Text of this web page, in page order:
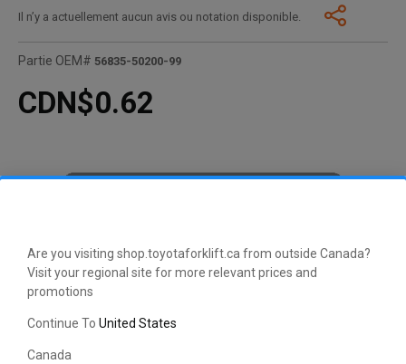
Are you visiting shop.toyotaforklift.ca from outside Canada?
Visit your regional site for more relevant prices and
promotions
Continue To United States
Canada
Il n’y a actuellement aucun avis ou notation disponible.
Partie OEM# 56835-50200-99
CDN$0.62